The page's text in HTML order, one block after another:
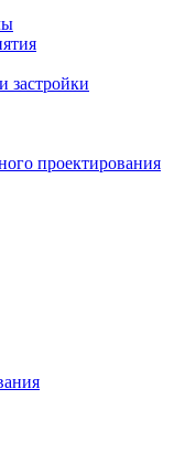
застройки
проектирования